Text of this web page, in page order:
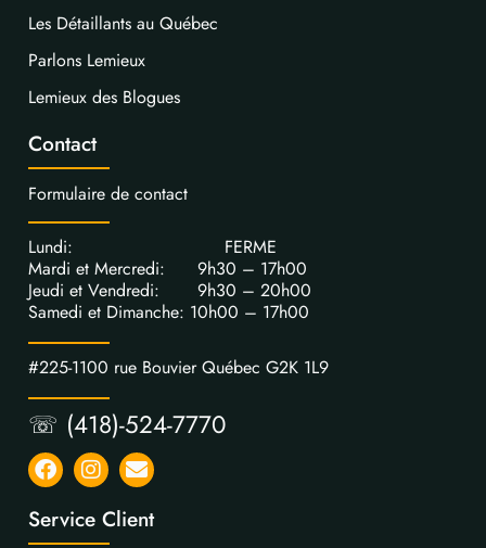
Les Détaillants au Québec
Parlons Lemieux
Lemieux des Blogues
Contact
Formulaire de contact
Lundi: FERME
Mardi et Mercredi: 9h30 – 17h00
Jeudi et Vendredi: 9h30 – 20h00
Samedi et Dimanche: 10h00 – 17h00
#225-1100 rue Bouvier Québec G2K 1L9
☏ (418)-524-7770
Service Client